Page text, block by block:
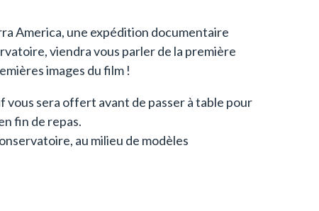
America, une expédition documentaire
viendra vous parler de la première
images du film !
vous sera offert avant de passer à table pour
fin de repas.
au milieu de modèles